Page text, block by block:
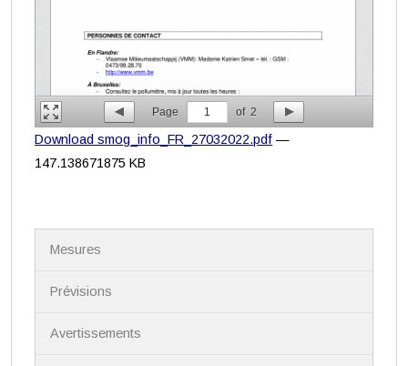
Page 1 of 2
Download smog_info_FR_27032022.pdf —
147.138671875 KB
Mesures
Prévisions
Avertissements